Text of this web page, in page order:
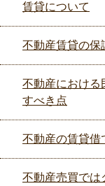
賃貸について
不動産賃貸の保
不動産における
すべき点
不動産の賃貸借
不動産売買では